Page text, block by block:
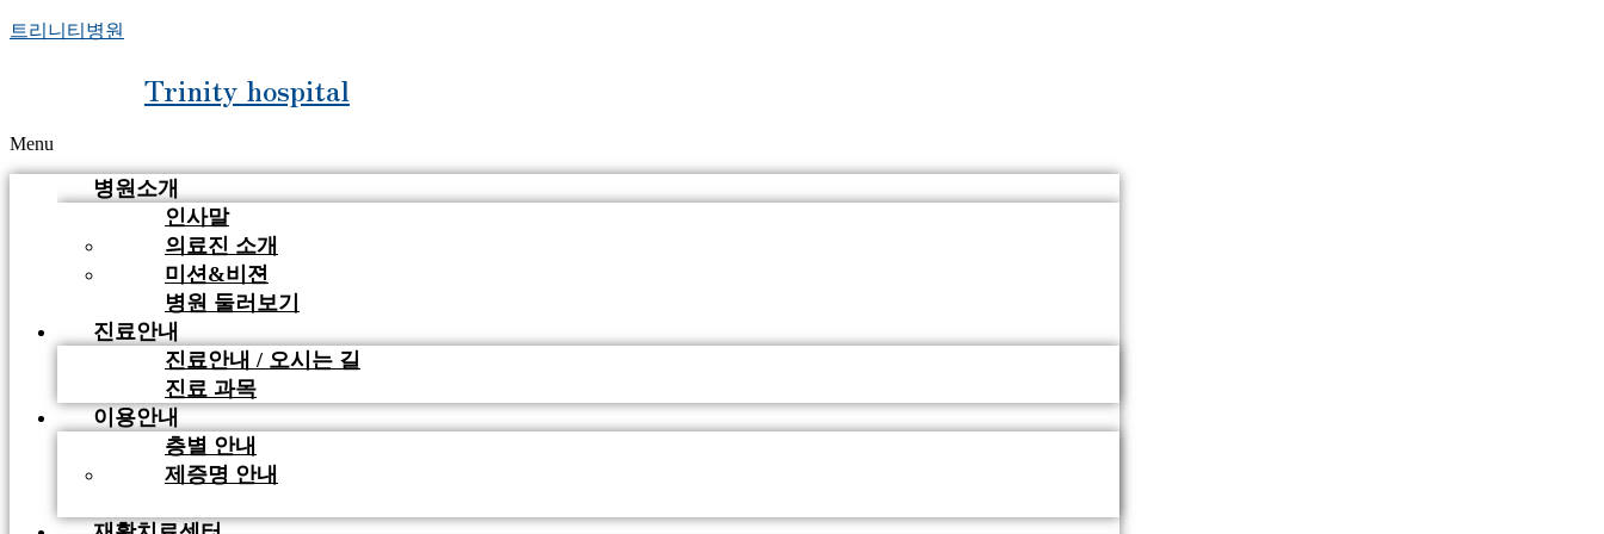
트리니티병원
Trinity hospital
Menu
병원소개
인사말
의료진 소개
미션&비젼
병원 둘러보기
진료안내
진료안내 / 오시는 길
진료 과목
이용안내
층별 안내
제증명 안내